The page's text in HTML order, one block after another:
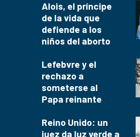
Alois, el príncipe
de la vida que
defiende a los
niños del aborto
Lefebvre y el
rechazo a
someterse al
Papa reinante
Reino Unido: un
juez da luz verde a